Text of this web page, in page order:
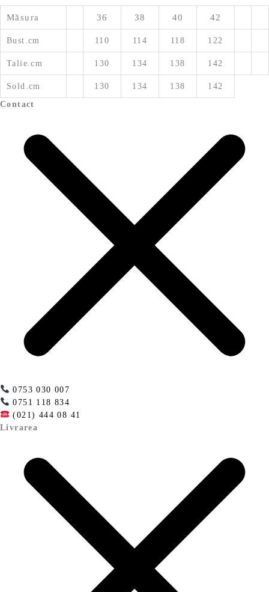
Măsura 36 38 40 42
Bust.cm 110 114 118 122
Talie.cm 130 134 138 142
Sold.cm 130 134 138
142
Contact
0753 030 007
0751 118 834
(021) 444 08 41
Livrarea